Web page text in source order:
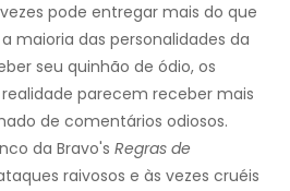
pode entregar mais do que
maioria das personalidades da
seu quinhão de ódio, os
parecem receber mais
de comentários odiosos.
da Bravo's Regras de
raivosos e às vezes cruéis